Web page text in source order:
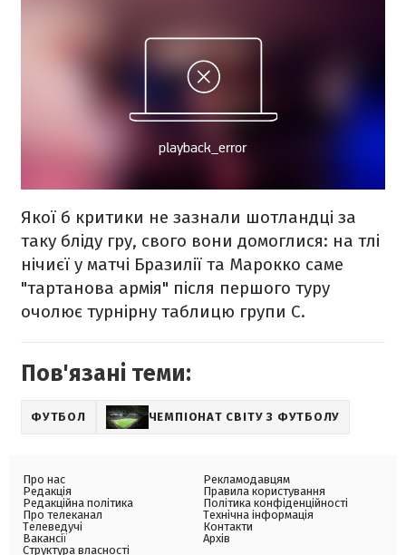
Якої б критики не зазнали шотландці за
таку бліду гру, свого вони домоглися: на тлі
нічиєї у матчі Бразилії та Марокко саме
"тартанова армія" після першого туру
очолює турнірну таблицю групи C.
Пов'язані теми:
ФУТБОЛ ЧЕМПІОНАТ СВІТУ З ФУТБОЛУ
Про нас
Редакція
Редакційна політика
Про телеканал
Телеведучі
Вакансії
Структура власності
Рекламодавцям
Правила користування
Політика конфіденційності
Технічна інформація
Контакти
Архів